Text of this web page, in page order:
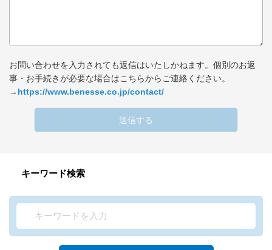
お問い合わせを入力されても返信はいたしかねます。個別のお返
事・お手続きが必要な場合はこちらからご連絡ください。
→ https://www.benesse.co.jp/contact/
送信する
キーワード検索